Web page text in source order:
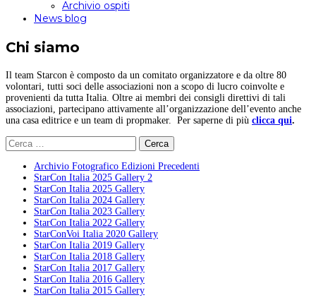
Archivio ospiti
News blog
Chi siamo
Il team Starcon è composto da un comitato organizzatore e da oltre 80
volontari, tutti soci delle associazioni non a scopo di lucro coinvolte e
provenienti da tutta Italia. Oltre ai membri dei consigli direttivi di tali
associazioni, partecipano attivamente all’organizzazione dell’evento anche
una casa editrice e un team di propmaker. Per saperne di più clicca qui.
Ricerca
per:
Archivio Fotografico Edizioni Precedenti
StarCon Italia 2025 Gallery 2
StarCon Italia 2025 Gallery
StarCon Italia 2024 Gallery
StarCon Italia 2023 Gallery
StarCon Italia 2022 Gallery
StarConVoi Italia 2020 Gallery
StarCon Italia 2019 Gallery
StarCon Italia 2018 Gallery
StarCon Italia 2017 Gallery
StarCon Italia 2016 Gallery
StarCon Italia 2015 Gallery